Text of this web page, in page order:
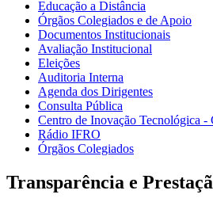
Educação a Distância
Órgãos Colegiados e de Apoio
Documentos Institucionais
Avaliação Institucional
Eleições
Auditoria Interna
Agenda dos Dirigentes
Consulta Pública
Centro de Inovação Tecnológica -
Rádio IFRO
Órgãos Colegiados
Transparência e